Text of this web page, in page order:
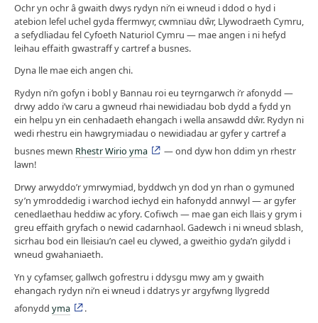
Ochr yn ochr â gwaith dwys rydyn ni’n ei wneud i ddod o hyd i
atebion lefel uchel gyda ffermwyr, cwmnïau dŵr, Llywodraeth Cymru,
a sefydliadau fel Cyfoeth Naturiol Cymru — mae angen i ni hefyd
leihau effaith gwastraff y cartref a busnes.
Dyna lle mae eich angen chi.
Rydyn ni’n gofyn i bobl y Bannau roi eu teyrngarwch i’r afonydd —
drwy addo i’w caru a gwneud rhai newidiadau bob dydd a fydd yn
ein helpu yn ein cenhadaeth ehangach i wella ansawdd dŵr. Rydyn ni
wedi rhestru ein hawgrymiadau o newidiadau ar gyfer y cartref a
busnes mewn Rhestr Wirio yma
— ond dyw hon ddim yn rhestr
lawn!
Drwy arwyddo’r ymrwymiad, byddwch yn dod yn rhan o gymuned
sy’n ymroddedig i warchod iechyd ein hafonydd annwyl — ar gyfer
cenedlaethau heddiw ac yfory. Cofiwch — mae gan eich llais y grym i
greu effaith gryfach o newid cadarnhaol. Gadewch i ni wneud sblash,
sicrhau bod ein lleisiau’n cael eu clywed, a gweithio gyda’n gilydd i
wneud gwahaniaeth.
Yn y cyfamser, gallwch gofrestru i ddysgu mwy am y gwaith
ehangach rydyn ni’n ei wneud i ddatrys yr argyfwng llygredd
afonydd yma
.